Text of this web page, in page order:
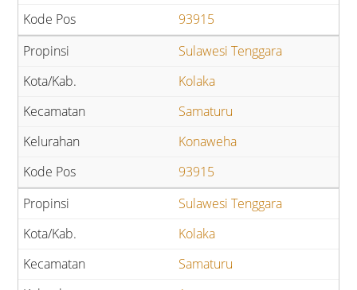
93915
Sulawesi Tenggara
Kolaka
Samaturu
Konaweha
93915
Sulawesi Tenggara
Kolaka
Samaturu